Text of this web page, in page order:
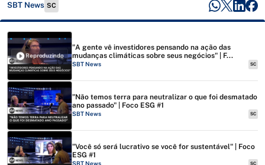
SBT News SC
Reproduzindo
"A gente vê investidores pensando na ação das
mudanças climáticas sobre seus negócios" | F...
SBT News SC
"Não temos terra para neutralizar o que foi desmatado
ano passado" | Foco ESG #1
SBT News SC
"Você só será lucrativo se você for sustentável" | Foco
ESG #1
SBT News SC